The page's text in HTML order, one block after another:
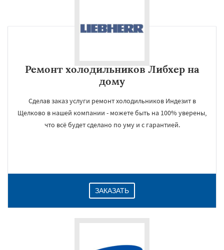
Ремонт холодильников Либхер на
дому
Сделав заказ услуги ремонт холодильников Индезит в
Щелково в нашей компании - можете быть на 100% уверены,
что всё будет сделано по уму и с гарантией.
ЗАКАЗАТЬ